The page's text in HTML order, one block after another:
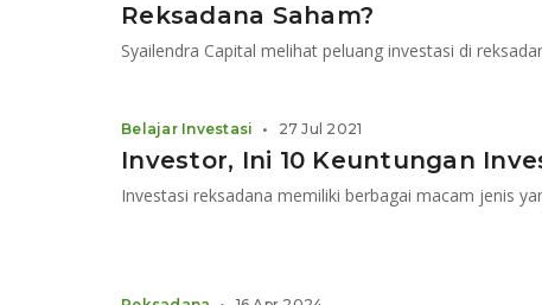
Reksadana Saham?
Syailendra Capital melihat peluang investasi di
Investor, Ini 10 Keuntungan
Belajar Investasi • 27 Jul 2021